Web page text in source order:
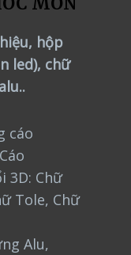
hộp
led), chữ
cáo
3D: Chữ
Tole, Chữ
Alu,